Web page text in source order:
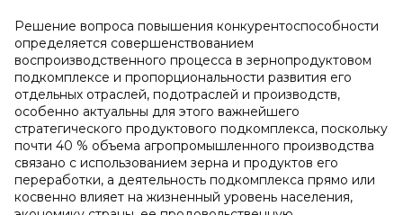
Решение вопроса повышения конкурентоспособности
определяется совершенствованием
воспроизводственного процесса в зернопродуктовом
подкомплексе и пропорциональности развития его
отдельных отраслей, подотраслей и производств,
особенно актуальны для этого важнейшего
стратегического продуктового подкомплекса, поскольку
почти 40 % объема агропромышленного производства
связано с использованием зерна и продуктов его
переработки, а деятельность подкомплекса прямо или
косвенно влияет на жизненный уровень населения,